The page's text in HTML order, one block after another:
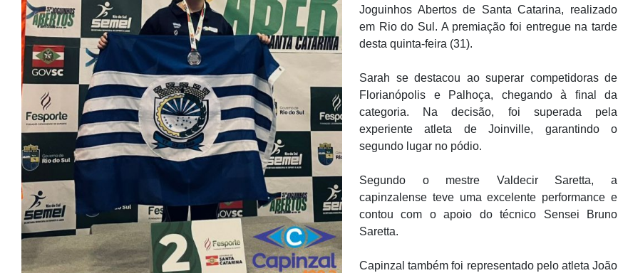
Joguinhos Abertos de Santa Catarina, realizado
em Rio do Sul. A premiação foi entregue na tarde
desta quinta-feira (31).
Sarah se destacou ao superar competidoras de
Florianópolis e Palhoça, chegando à final da
categoria. Na decisão, foi superada pela
experiente atleta de Joinville, garantindo o
segundo lugar no pódio.
Segundo o mestre Valdecir Saretta, a
capinzalense teve uma excelente performance e
contou com o apoio do técnico Sensei Bruno
Saretta.
Capinzal também foi representado pelo atleta João